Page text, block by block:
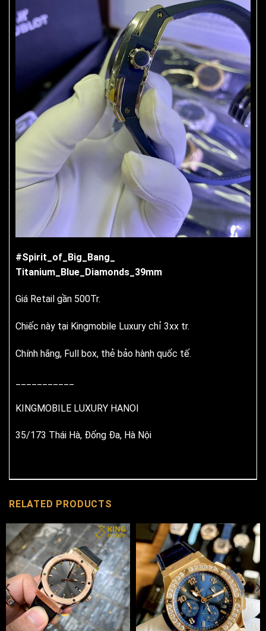
#Spirit_of_Big_Bang_
Titanium_Blue_Diamonds_39mm
Giá Retail gần 500Tr.
Chiếc này tại Kingmobile Luxury chỉ 3xx tr.
Chính hãng, Full box, thẻ bảo hành quốc tế.
KINGMOBILE LUXURY HANOI
35/173 Thái Hà, Đống Đa, Hà Nội
RELATED PRODUCTS